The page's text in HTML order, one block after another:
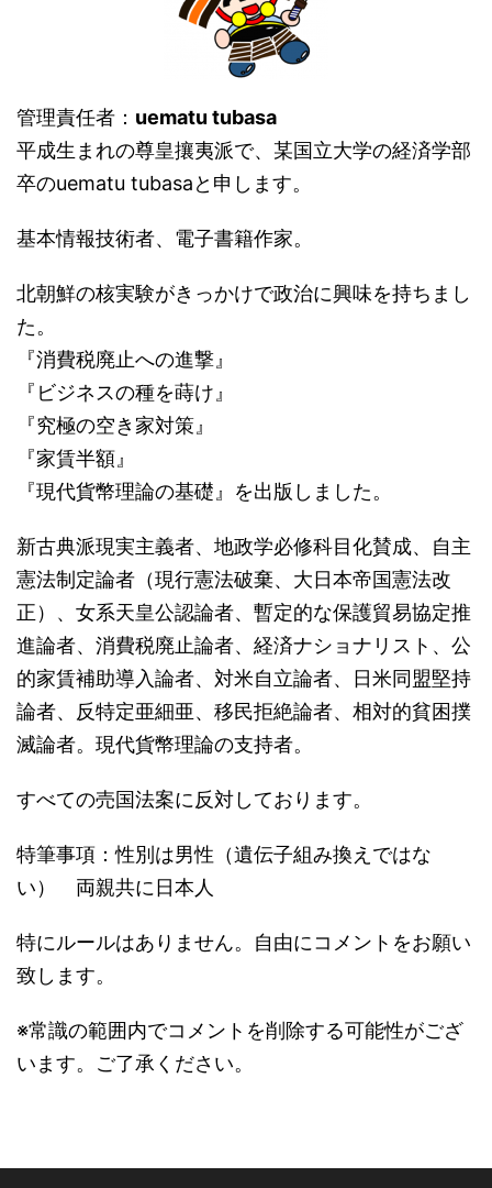
管理責任者： uematu tubasa
平成生まれの尊皇攘夷派で、某国立大学の経済学部
卒のuematu tubasaと申します。
基本情報技術者、電子書籍作家。
北朝鮮の核実験がきっかけで政治に興味を持ちまし
た。
『消費税廃止への進撃』
『ビジネスの種を蒔け』
『究極の空き家対策』
『家賃半額』
『現代貨幣理論の基礎』を出版しました。
新古典派現実主義者、地政学必修科目化賛成、自主
憲法制定論者（現行憲法破棄、大日本帝国憲法改
正）、女系天皇公認論者、暫定的な保護貿易協定推
進論者、消費税廃止論者、経済ナショナリスト、公
的家賃補助導入論者、対米自立論者、日米同盟堅持
論者、反特定亜細亜、移民拒絶論者、相対的貧困撲
滅論者。現代貨幣理論の支持者。
すべての売国法案に反対しております。
特筆事項：性別は男性（遺伝子組み換えではな
い） 両親共に日本人
特にルールはありません。自由にコメントをお願い
致します。
※常識の範囲内でコメントを削除する可能性がござ
います。ご了承ください。